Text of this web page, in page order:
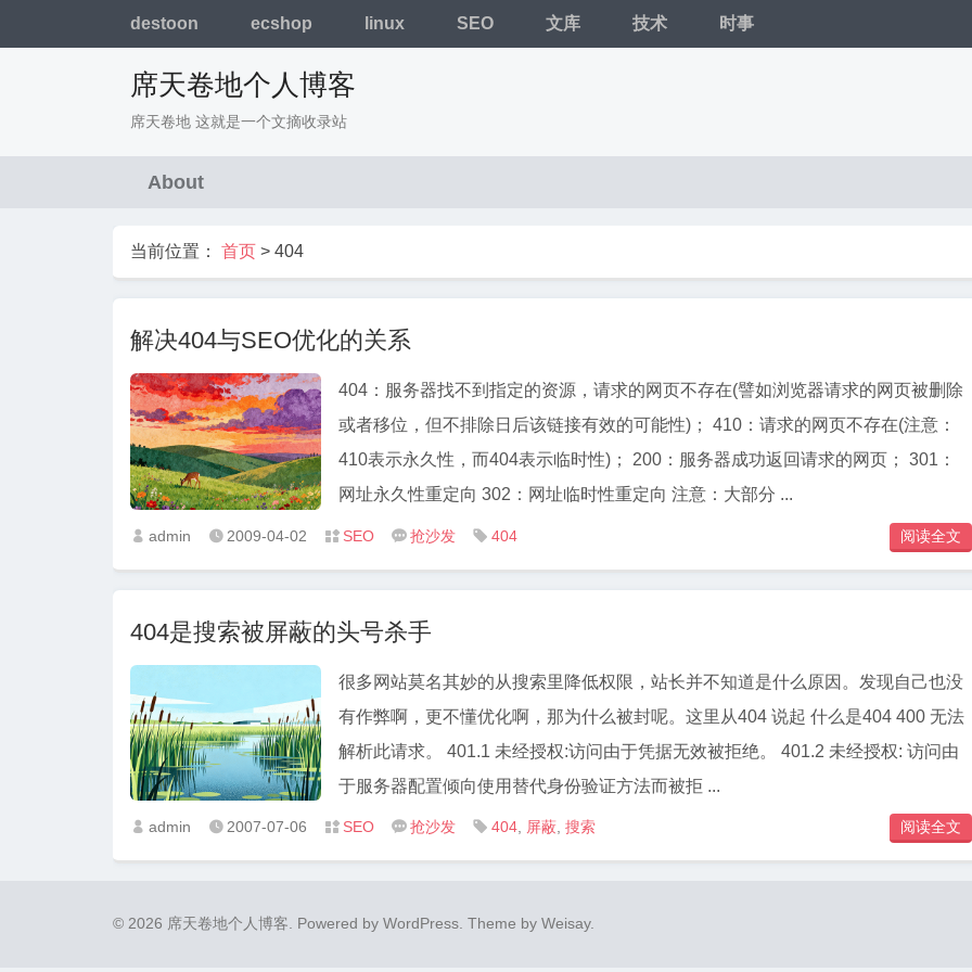
destoon ecshop linux SEO 文库 技术 时事
席天卷地个人博客
席天卷地 这就是一个文摘收录站
About
当前位置： 首页 > 404
解决404与SEO优化的关系
404：服务器找不到指定的资源，请求的网页不存在(譬如浏览器请求的网页被删除
或者移位，但不排除日后该链接有效的可能性)； 410：请求的网页不存在(注意：
410表示永久性，而404表示临时性)； 200：服务器成功返回请求的网页； 301：
网址永久性重定向 302：网址临时性重定向 注意：大部分 ...
 admin  2009-04-02  SEO  抢沙发  404 阅读全文
404是搜索被屏蔽的头号杀手
很多网站莫名其妙的从搜索里降低权限，站长并不知道是什么原因。发现自己也没
有作弊啊，更不懂优化啊，那为什么被封呢。这里从404 说起 什么是404 400 无法
解析此请求。 401.1 未经授权:访问由于凭据无效被拒绝。 401.2 未经授权: 访问由
于服务器配置倾向使用替代身份验证方法而被拒 ...
 admin  2007-07-06  SEO  抢沙发  404 屏蔽 搜索 阅读全文
© 2026 席天卷地个人博客. Powered by WordPress. Theme by Weisay.